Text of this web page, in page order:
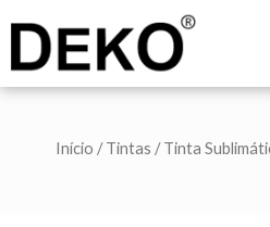
Início /Tintas / Tinta